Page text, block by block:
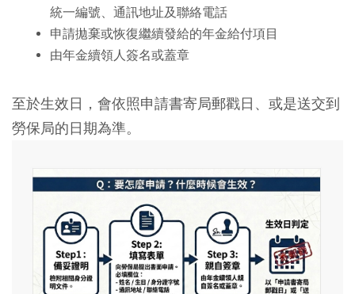
統一編號、通訊地址及聯絡電話
申請拋棄或恢復繼續發給的年金給付項目
由年金續領人簽名或蓋章
至於生效日，會依照申請書寄局郵戳日、或是送交到
勞保局的日期為準。